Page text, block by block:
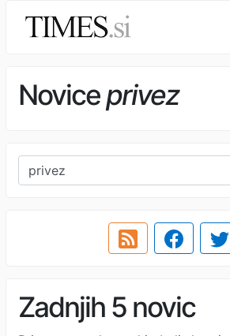
Noviceprivez
Zadnjih 5 novic